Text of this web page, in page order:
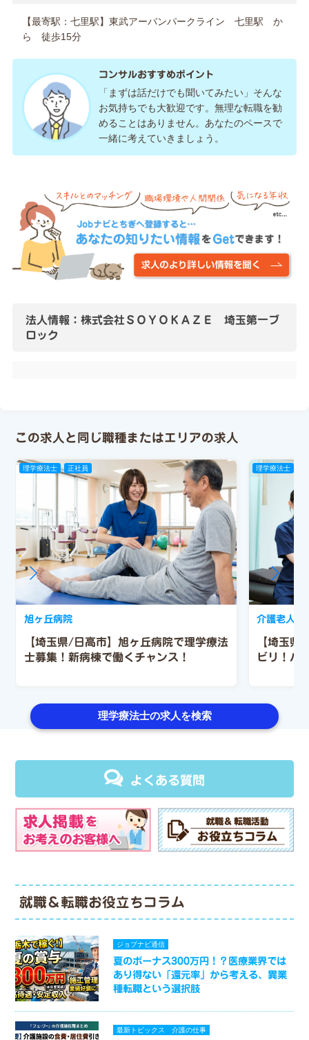
【最寄駅：七里駅】東武アーバンパークライン 七里駅 か
ら 徒歩15分
コンサルおすすめポイント
「まずは話だけでも聞いてみたい」そんな
お気持ちでも大歓迎です。無理な転職を勧
めることはありません。あなたのペースで
一緒に考えていきましょう。
法人情報：株式会社ＳＯＹＯＫＡＺＥ 埼玉第一ブ
ロック
この求人と同じ職種またはエリアの求人
理学療法士 正社員
【埼玉県/日高市】旭ヶ丘病院で理学療法
士募集！新病棟で働くチャンス！
旭ヶ丘病院
理学療法士
【埼玉県
ビリ！パ
介護老人保
理学療法士の求人を検索
よくある質問
就職＆転職お役立ちコラム
ジョブナビ通信
夏のボーナス300万円！？医療業界では
あり得ない「還元率」から考える、異業
種転職という選択肢
最新トピックス 介護の仕事